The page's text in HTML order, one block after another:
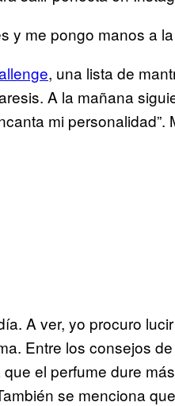
y me pongo manos a
, una lista de
A la mañana
mi personalidad”.
A ver, yo procuro
Entre los consejos
el perfume dure
se menciona